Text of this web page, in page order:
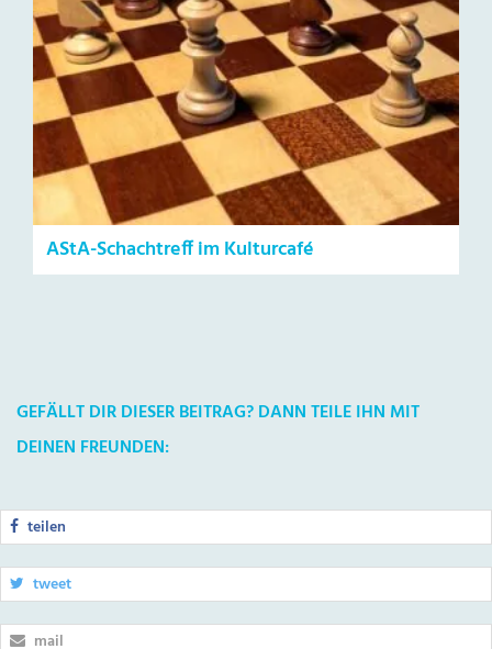
AStA-Schachtreff im Kulturcafé
GEFÄLLT DIR DIESER BEITRAG? DANN TEILE IHN MIT
DEINEN FREUNDEN:
teilen
tweet
mail